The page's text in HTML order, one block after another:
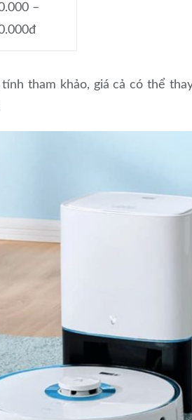
–
tính tham khảo, giá cả có thể